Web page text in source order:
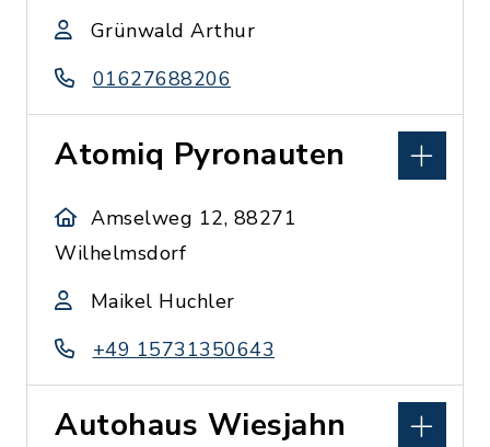
Grünwald Arthur
01627688206
Atomiq Pyronauten
Amselweg 12, 88271
Wilhelmsdorf
Maikel Huchler
+49 15731350643
Autohaus Wiesjahn